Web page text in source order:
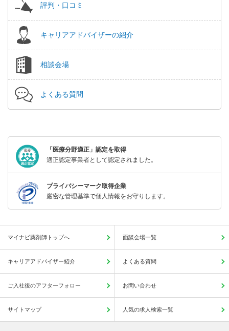
評判・口コミ
キャリアアドバイザーの紹介
相談会場
よくある質問
「医療分野適正」認定を取得
適正認定事業者として認定されました。
プライバシーマーク取得企業
厳密な管理基準で個人情報をお守りします。
マイナビ薬剤師トップへ 面談会場一覧
キャリアアドバイザー紹介 よくある質問
ご入社後のアフターフォロー お問い合わせ
サイトマップ 人気の求人検索一覧